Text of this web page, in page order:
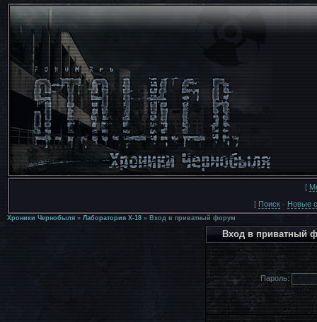
[
[ Поиск · Новые
Хроники Чернобыля » Лаборатория Х-18 » Вход в приватный форум
Вход в приватный
Пароль: